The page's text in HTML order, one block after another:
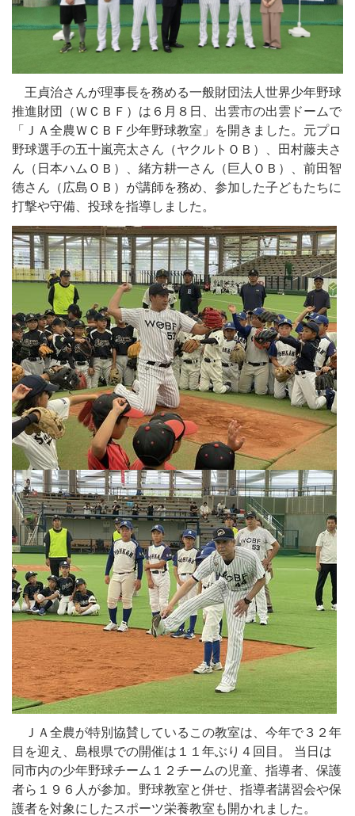
王貞治さんが理事長を務める一般財団法人世界少年野球
推進財団（ＷＣＢＦ）は６月８日、出雲市の出雲ドームで
「ＪＡ全農ＷＣＢＦ少年野球教室」を開きました。元プロ
野球選手の五十嵐亮太さん（ヤクルトＯＢ）、田村藤夫さ
ん（日本ハムＯＢ）、緒方耕一さん（巨人ＯＢ）、前田智
徳さん（広島ＯＢ）が講師を務め、参加した子どもたちに
打撃や守備、投球を指導しました。
ＪＡ全農が特別協賛しているこの教室は、今年で３２年
目を迎え、島根県での開催は１１年ぶり４回目。 当日は
同市内の少年野球チーム１２チームの児童、指導者、保護
者ら１９６人が参加。野球教室と併せ、指導者講習会や保
護者を対象にしたスポーツ栄養教室も開かれました。